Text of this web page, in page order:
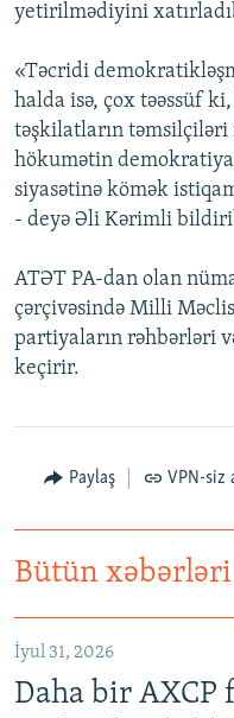
yetirilmədiyini
«Təcridi
halda isə, çox təəssüf
təşkilatların
hökumətin
siyasətinə kömək
- deyə Əli Kərimli
ATƏT PA-dan olan
çərçivəsində Milli
partiyaların rəhbərləri
keçirir.
Paylaş VPN-siz
Bütün
İyul 31, 2026
Daha bir AXCP